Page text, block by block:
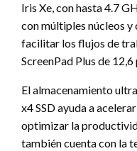
Iris Xe, con hasta 4.7
con múltiples núcleos y
facilitar los flujos de
ScreenPad Plus de
El almacenamiento
x4 SSD ayuda a
optimizar la
también cuenta con la